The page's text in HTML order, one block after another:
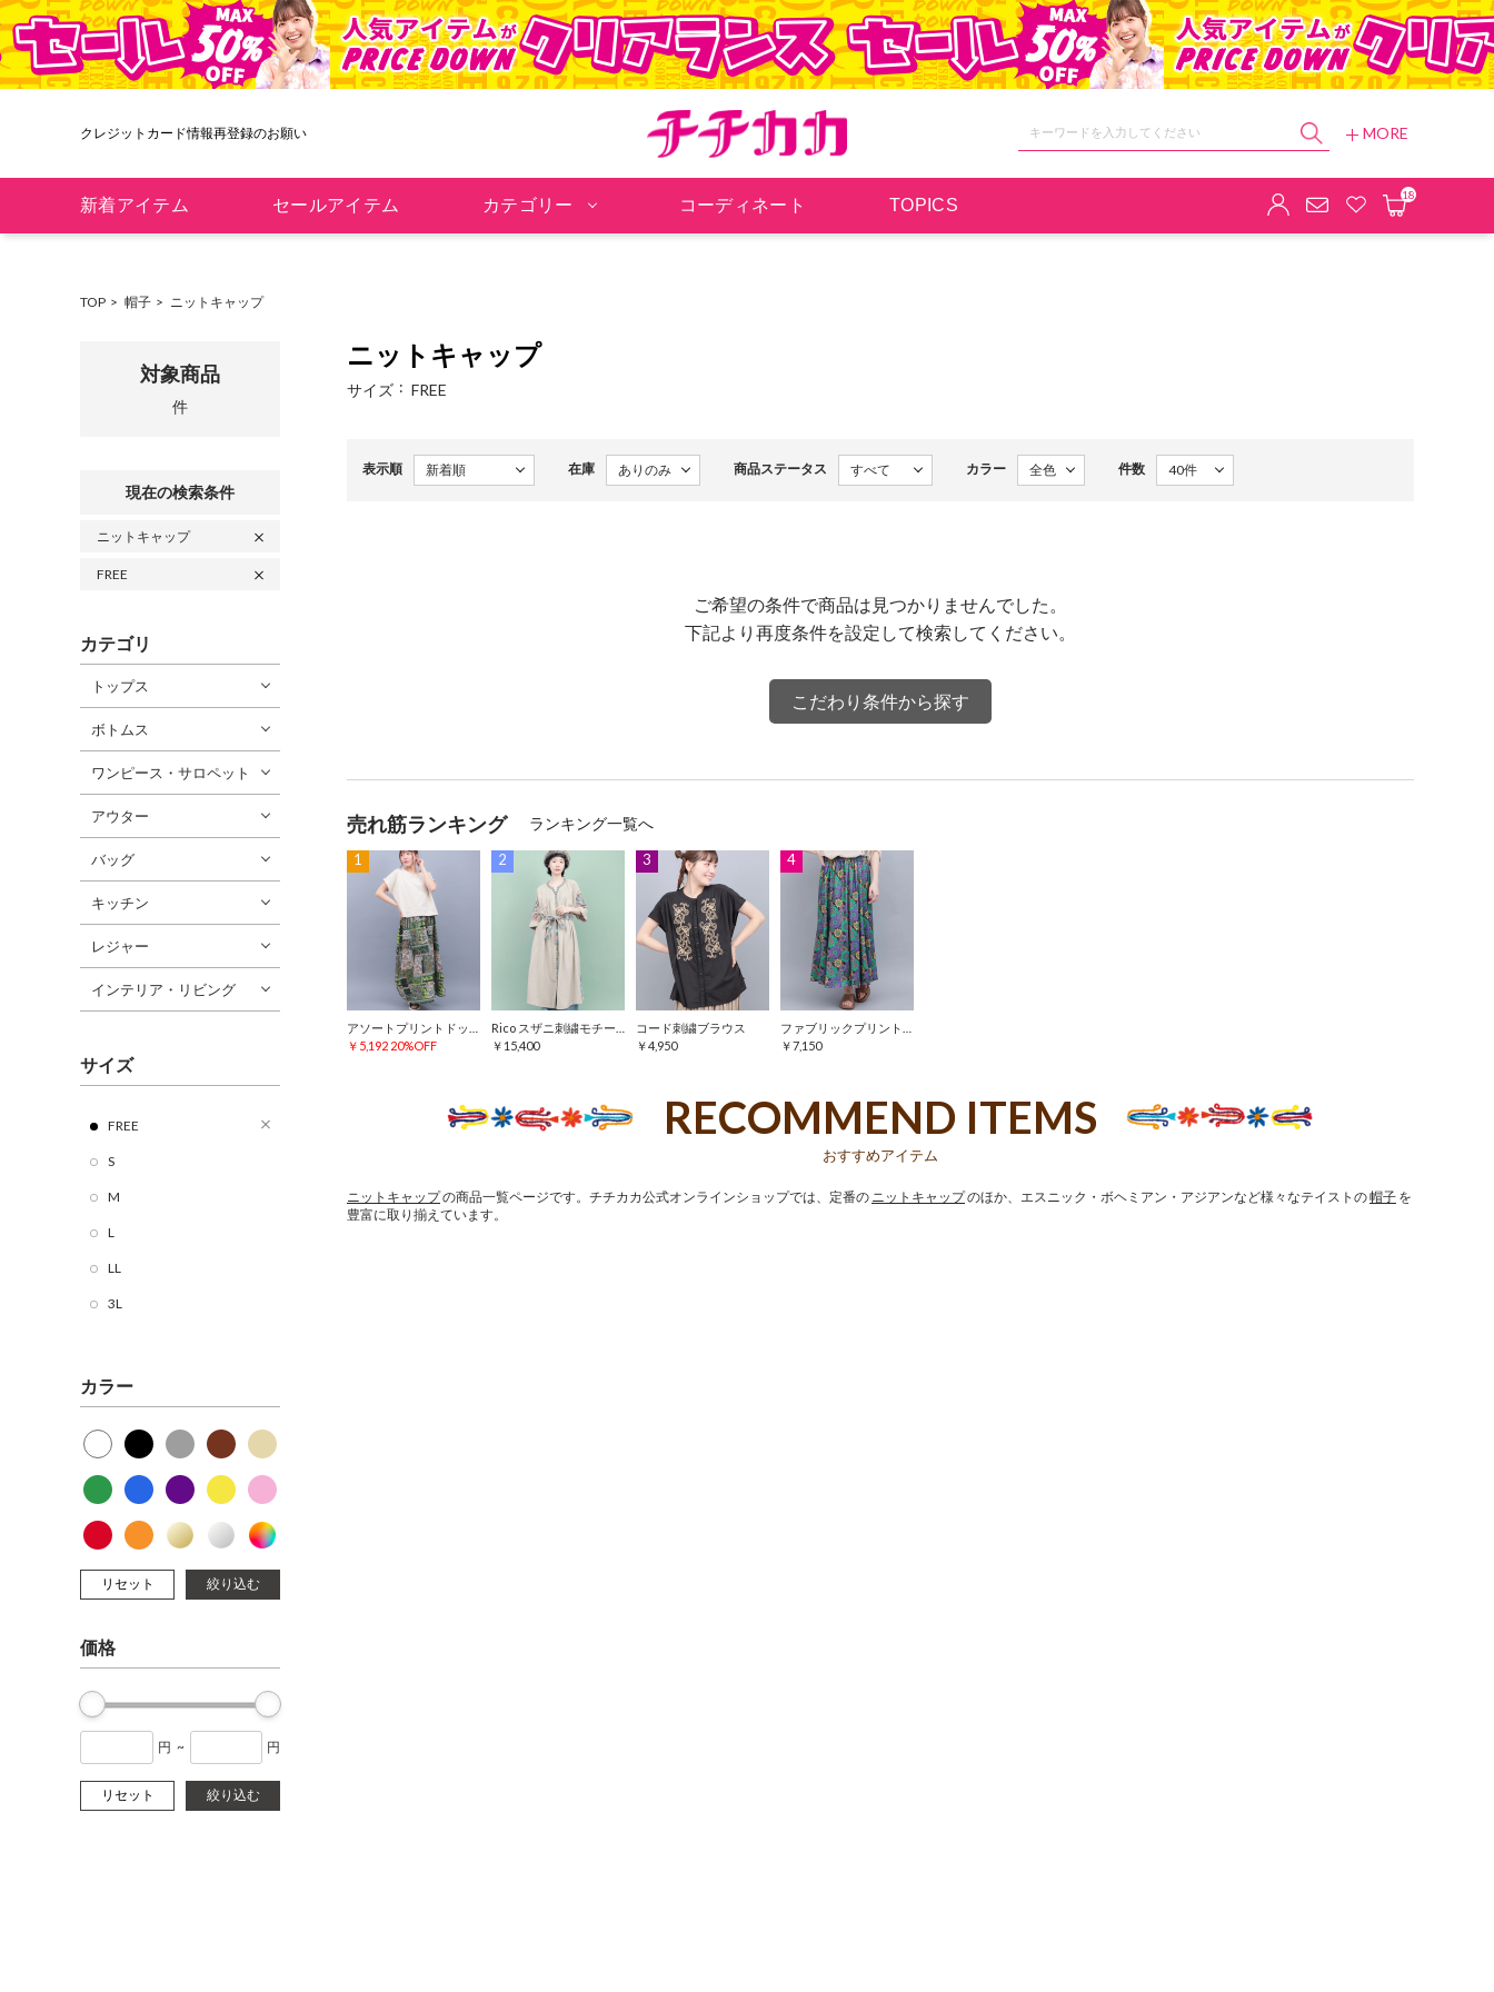
クレジットカード情報再登録のお願い
MORE
新着アイテム セールアイテム カテゴリー コーディネート TOPICS
18
TOP 帽子 ニットキャップ
対象商品
件
現在の検索条件
ニットキャップ
FREE
カテゴリ
トップス
ボトムス
ワンピース・サロペット
アウター
バッグ
キッチン
レジャー
インテリア・リビング
サイズ
FREE
S
M
L
LL
3L
カラー
リセット 絞り込む
価格
円 ~ 円
リセット 絞り込む
ニットキャップ
サイズ FREE
表示順 在庫 商品ステータス カラー 件数
ご希望の条件で商品は見つかりませんでした。
下記より再度条件を設定して検索してください。
こだわり条件から探す
売れ筋ランキング ランキング一覧へ
1
￥5,192 20%OFF
2
￥15,400
3
コード刺繍ブラウス
￥4,950
4
￥7,150
RECOMMEND ITEMS
おすすめアイテム
ニットキャップの商品一覧ページです。チチカカ公式オンラインショップでは、定番の ニットキャップのほか、エスニック・ボヘミアン・アジアンなど様々なテイストの帽子 を
豊富に取り揃えています。